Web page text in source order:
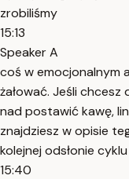
zrobiliśmy
15:13
Speaker A
coś w emocjonalnym
żałować. Jeśli
nad postawić kawę,
znajdziesz w opisie
kolejnej odsłonie
15:40